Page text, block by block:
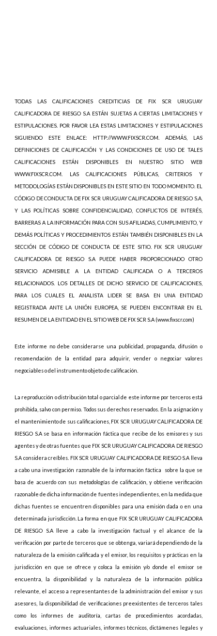
TODAS LAS CALIFICACIONES CREDITICIAS DE FIX SCR URUGUAY
CALIFICADORA DE RIESGO S.A ESTÁN SUJETAS A CIERTAS LIMITACIONES Y
ESTIPULACIONES. POR FAVOR LEA ESTAS LIMITACIONES Y ESTIPULACIONES
SIGUIENDO ESTE ENLACE: HTTP://WWW.FIXSCR.COM. ADEMÁS, LAS
DEFINICIONES DE CALIFICACIÓN Y LAS CONDICIONES DE USO DE TALES
CALIFICACIONES ESTÁN DISPONIBLES EN NUESTRO SITIO WEB
WWW.FIXSCR.COM. LAS CALIFICACIONES PÚBLICAS, CRITERIOS Y
METODOLOGÍAS ESTÁN DISPONIBLES EN ESTE SITIO EN TODO MOMENTO. EL
CÓDIGO DE CONDUCTA DE FIX SCR URUGUAY CALIFICADORA DE RIESGO S.A,
Y LAS POLÍTICAS SOBRE CONFIDENCIALIDAD, CONFLICTOS DE INTERÉS,
BARRERAS A LA INFORMACIÓN PARA CON SUS AFILIADAS, CUMPLIMIENTO, Y
DEMÁS POLÍTICAS Y PROCEDIMIENTOS ESTÁN TAMBIÉN DISPONIBLES EN LA
SECCIÓN DE CÓDIGO DE CONDUCTA DE ESTE SITIO. FIX SCR URUGUAY
CALIFICADORA DE RIESGO S.A PUEDE HABER PROPORCIONADO OTRO
SERVICIO ADMISIBLE A LA ENTIDAD CALIFICADA O A TERCEROS
RELACIONADOS. LOS DETALLES DE DICHO SERVICIO DE CALIFICACIONES,
PARA LOS CUALES EL ANALISTA LIDER SE BASA EN UNA ENTIDAD
REGISTRADA ANTE LA UNIÓN EUROPEA, SE PUEDEN ENCONTRAR EN EL
RESUMEN DE LA ENTIDAD EN EL SITIO WEB DE FIX SCR S.A (www.fixscr.com)
Este informe no debe considerarse una publicidad, propaganda, difusión o
recomendación de la entidad para adquirir, vender o negociar valores
negociables o del instrumento objeto de calificación.
La reproducción o distribución total o parcial de este informe por terceros está
prohibida, salvo con permiso. Todos sus derechos reservados. En la asignación y
el mantenimiento de sus calificaciones, FIX SCR URUGUAY CALIFICADORA DE
RIESGO S.A se basa en información fáctica que recibe de los emisores y sus
agentes y de otras fuentes que FIX SCR URUGUAY CALIFICADORA DE RIESGO
S.A considera creíbles. FIX SCR URUGUAY CALIFICADORA DE RIESGO S.A lleva
a cabo una investigación razonable de la información fáctica sobre la que se
basa de acuerdo con sus metodologías de calificación, y obtiene verificación
razonable de dicha información de fuentes independientes, en la medida que
dichas fuentes se encuentren disponibles para una emisión dada o en una
determinada jurisdicción. La forma en que FIX SCR URUGUAY CALIFICADORA
DE RIESGO S.A lleve a cabo la investigación factual y el alcance de la
verificación por parte de terceros que se obtenga, variará dependiendo de la
naturaleza de la emisión calificada y el emisor, los requisitos y prácticas en la
jurisdicción en que se ofrece y coloca la emisión y/o donde el emisor se
encuentra, la disponibilidad y la naturaleza de la información pública
relevante, el acceso a representantes de la administración del emisor y sus
asesores, la disponibilidad de verificaciones preexistentes de terceros tales
como los informes de auditoría, cartas de procedimientos acordadas,
evaluaciones, informes actuariales, informes técnicos, dictámenes legales y